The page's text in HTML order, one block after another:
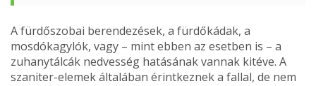
A fürdőszobai berendezések, a fürdőkádak, a
mosdókagylók, vagy – mint ebben az esetben is – a
zuhanytálcák nedvesség hatásának vannak kitéve. A
szaniter-elemek általában érintkeznek a fallal, de nem